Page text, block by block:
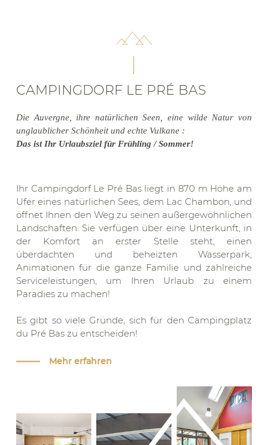
CAMPINGDORF LE PRÉ BAS
Die Auvergne, ihre natürlichen Seen, eine wilde Natur von
unglaublicher Schönheit und echte Vulkane :
Das ist Ihr Urlaubsziel für Frühling / Sommer!
Ihr Campingdorf Le Pré Bas liegt in 870 m Höhe am
Ufer eines natürlichen Sees, dem Lac Chambon, und
öffnet Ihnen den Weg zu seinen außergewöhnlichen
Landschaften. Sie verfügen über eine Unterkunft, in
der Komfort an erster Stelle steht, einen
überdachten und beheizten Wasserpark,
Animationen für die ganze Familie und zahlreiche
Serviceleistungen, um Ihren Urlaub zu einem
Paradies zu machen!
Es gibt so viele Gründe, sich für den Campingplatz
du Pré Bas zu entscheiden!
Mehr erfahren